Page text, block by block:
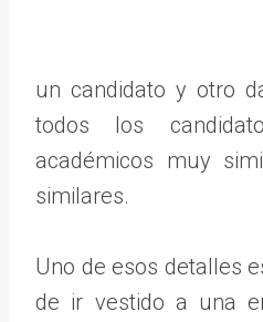
un candidato y otro
todos los
académicos muy
similares.
Uno de esos detalles
de ir vestido a una